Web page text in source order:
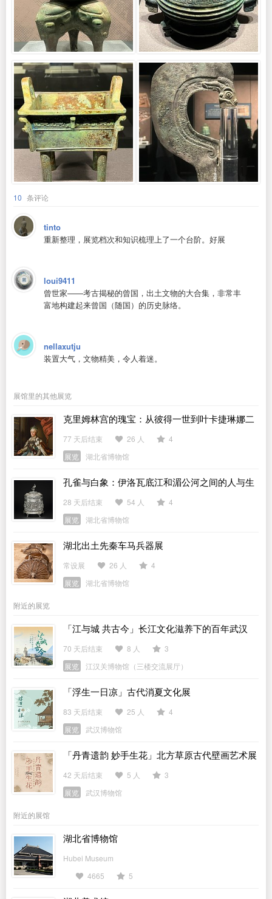
10 条评论
tinto
重新整理，展览档次和知识梳理上了一个台阶。好展
loui9411
曾世家——考古揭秘的曾国，出土文物的大合集，非常丰
富地构建起来曾国（随国）的历史脉络。
nellaxutju
装置大气，文物精美，令人着迷。
展馆里的其他展览
克里姆林宫的瑰宝：从彼得一世到叶卡捷琳娜二
世
77 天后结束 26 人
4
展览
湖北省博物馆
孔雀与白象：伊洛瓦底江和湄公河之间的人与生
活
28 天后结束 54 人
4
展览
湖北省博物馆
湖北出土先秦车马兵器展
常设展 26 人
4
展览
湖北省博物馆
附近的展览
「江与城 共古今」长江文化滋养下的百年武汉
70 天后结束 8 人
3
展览
江汉关博物馆（三楼交流展厅）
「浮生一日凉」古代消夏文化展
83 天后结束 25 人
4
展览
武汉博物馆
「丹青遗韵 妙手生花」北方草原古代壁画艺术展
42 天后结束 5 人
3
展览
武汉博物馆
附近的展馆
湖北省博物馆
Hubei Museum
4665
5